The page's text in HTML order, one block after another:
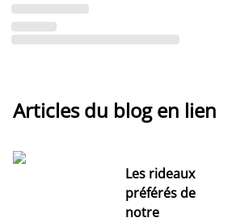
Articles du blog en lien
Les rideaux
préférés de
notre